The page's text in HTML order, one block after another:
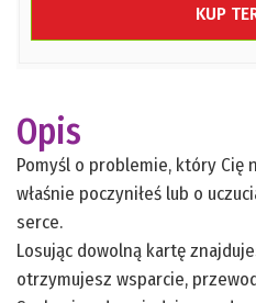
KUP
Opis
Pomyśl o problemie, który Cię
właśnie poczyniłeś lub o
serce.
Losując dowolną kartę
otrzymujesz wsparcie,